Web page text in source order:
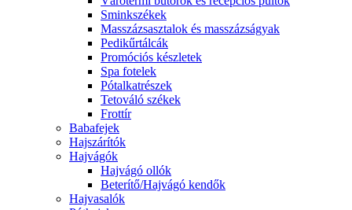
Sminkszékek
Masszázsasztalok és masszázságyak
Pedikűrtálcák
Promóciós készletek
Spa fotelek
Pótalkatrészek
Tetováló székek
Frottír
Babafejek
Hajszárítók
Hajvágók
Hajvágó ollók
Beterítő/Hajvágó kendők
Hajvasalók